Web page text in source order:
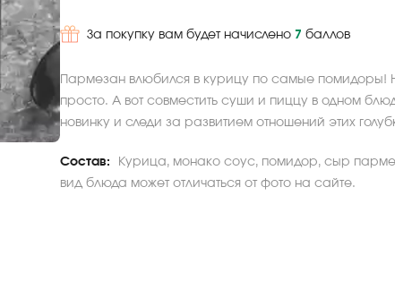
За покупку вам будет начислено 7 баллов
Пармезан влюбился в курицу по самые помидоры!
просто. А вот совместить суши и пиццу в одном
новинку и следи за развитием отношений этих
Состав:
Курица, монако соус, помидор, сыр
вид блюда может отличаться от фото на сайте.